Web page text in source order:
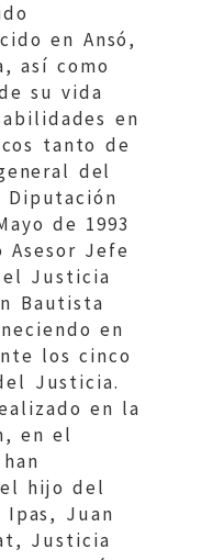
en Ansó,
así como
su vida
en
tanto de
del
Diputación
de 1993
Asesor Jefe
Justicia
Bautista
en
los cinco
Justicia.
en la
en el
hijo del
Ipas, Juan
Justicia